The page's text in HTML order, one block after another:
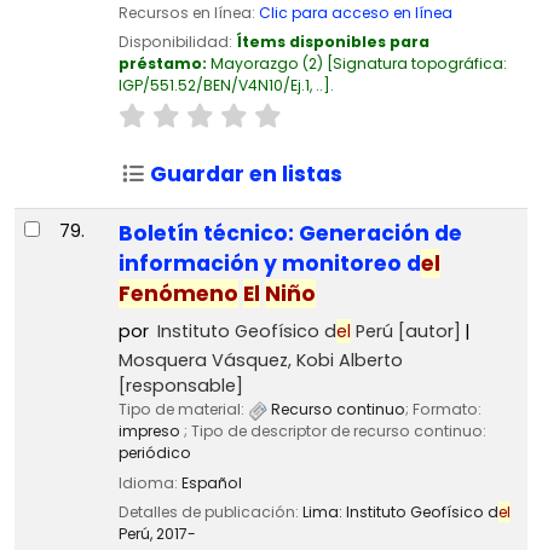
Recursos en línea: Clic para acceso en línea
Disponibilidad: Ítems disponibles para
préstamo: Mayorazgo (2) Signatura topográfica:
IGP/551.52/BEN/V4N10/Ej.1, .. .
Guardar en listas
79.
Boletín técnico: Generación de
información y monitoreo del
Fenómeno El Niño
por Instituto Geofísico del Perú [autor]
Mosquera Vásquez, Kobi Alberto
[responsable]
Tipo de material: Recurso continuo; Formato:
impreso ; Tipo de descriptor de recurso continuo:
periódico
Idioma: Español
Detalles de publicación: Lima: Instituto Geofísico del
Perú,2017-